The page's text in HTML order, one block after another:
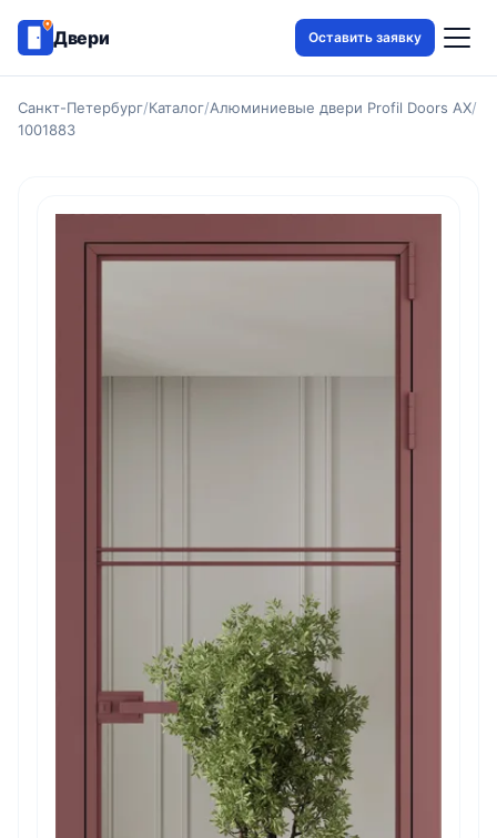
Двери Оставить заявку
Санкт-Петербург/Каталог/Алюминиевые двери Profil Doors AX/
1001883